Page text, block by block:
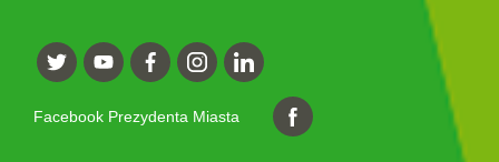
Facebook Prezydenta Miasta